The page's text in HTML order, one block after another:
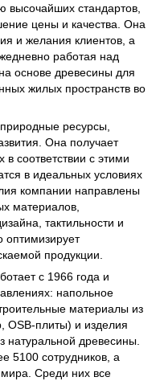
высочайших стандартов,
цены и качества. Она
и желания клиентов, а
работая над
основе древесины для
жилых пространств во
ресурсы,
Она получает
соответствии с этими
в идеальных условиях
компании направлены
материалов,
тактильности и
оптимизирует
продукции.
с 1966 года и
напольное
материалы из
OSB-плиты) и изделия
натуральной древесины.
5100 сотрудников, а
мира. Среди них все